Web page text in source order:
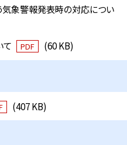
気象警報発表時の対応につい
て
PDF (60 KB)
(407 KB)